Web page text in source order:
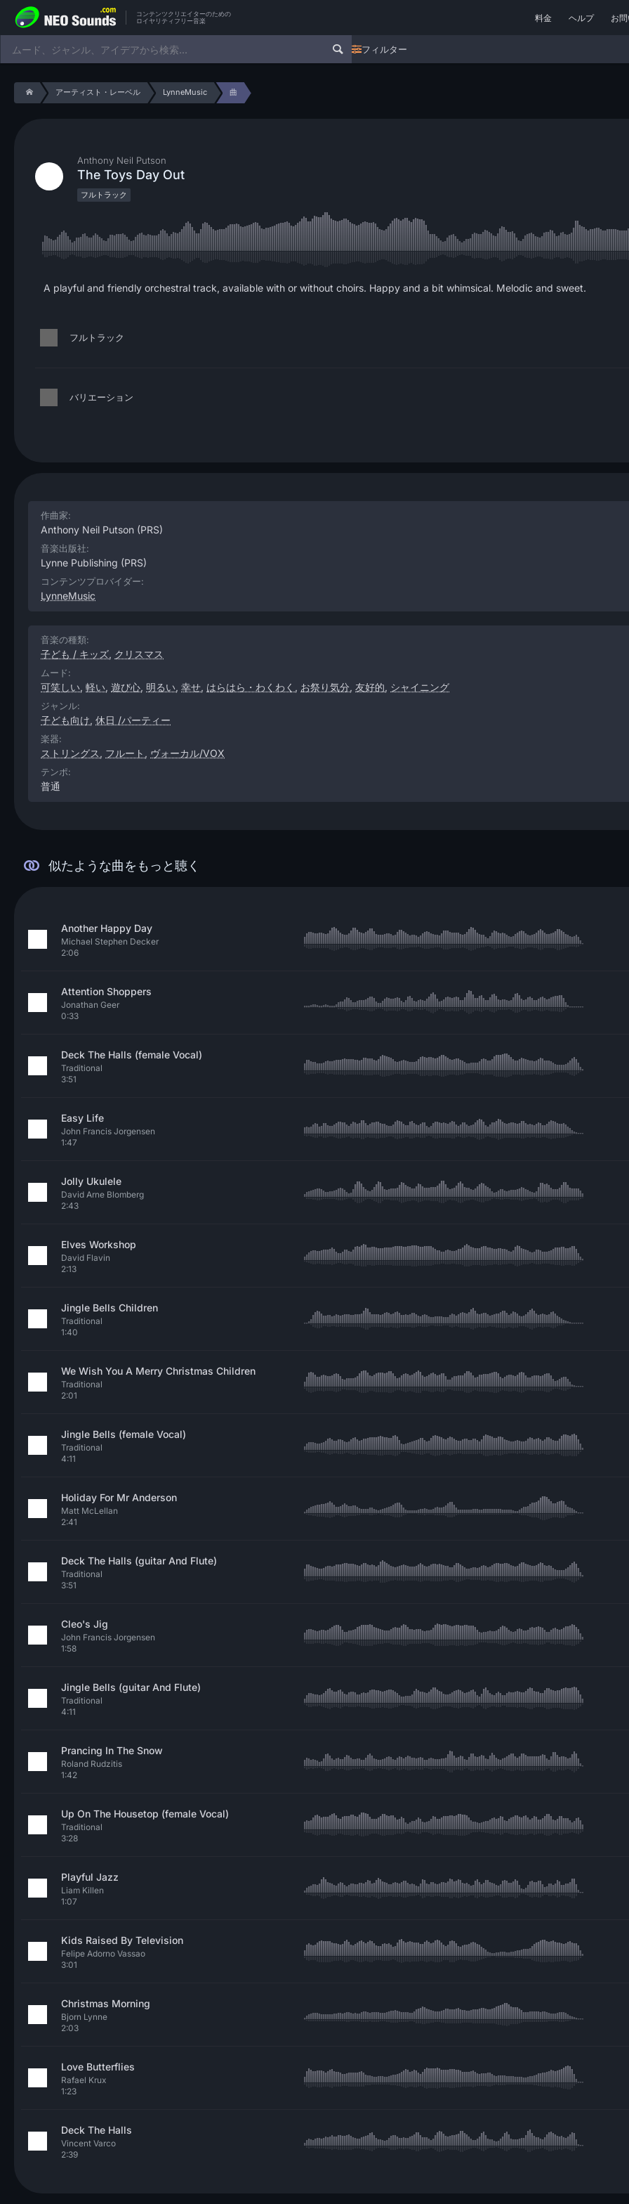
コンテンツクリエイターのための
ロイヤリティフリー音楽
料金 ヘルプ お
フィルター
アーティスト・レーベル LynneMusic 曲
Anthony Neil Putson
The Toys Day Out
フルトラック
A playful and friendly orchestral track, available with or without choirs. Happy and a bit whimsical. Melodic and sweet.
フルトラック
バリエーション
作曲家:
Anthony Neil Putson (PRS)
音楽出版社:
Lynne Publishing (PRS)
コンテンツプロバイダー:
LynneMusic
音楽の種類:
子ども / キッズ, クリスマス
ムード:
可笑しい, 軽い, 遊び心, 明るい, 幸せ, はらはら・わくわく , お祭り気分, 友好的, シャイニング
ジャンル:
子ども向け, 休日 /パーティー
楽器:
ストリングス , フルート , ヴォーカル/VOX
テンポ:
普通
似たような曲をもっと聴く
Another Happy Day
Michael Stephen Decker
2:06
Attention Shoppers
Jonathan Geer
0:33
Deck The Halls (female Vocal)
Traditional
3:51
Easy Life
John Francis Jorgensen
1:47
Jolly Ukulele
David Arne Blomberg
2:43
Elves Workshop
David Flavin
2:13
Jingle Bells Children
Traditional
1:40
We Wish You A Merry Christmas Children
Traditional
2:01
Jingle Bells (female Vocal)
Traditional
4:11
Holiday For Mr Anderson
Matt McLellan
2:41
Deck The Halls (guitar And Flute)
Traditional
3:51
Cleo's Jig
John Francis Jorgensen
1:58
Jingle Bells (guitar And Flute)
Traditional
4:11
Prancing In The Snow
Roland Rudzitis
1:42
Up On The Housetop (female Vocal)
Traditional
3:28
Playful Jazz
Liam Killen
1:07
Kids Raised By Television
Felipe Adorno Vassao
3:01
Christmas Morning
Bjorn Lynne
2:03
Love Butterflies
Rafael Krux
1:23
Deck The Halls
Vincent Varco
2:39